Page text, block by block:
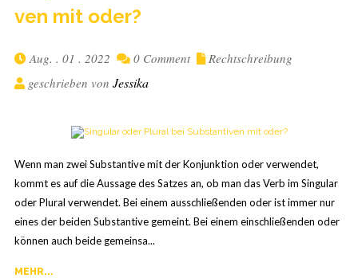
ven mit oder?
Aug. . 01 . 2022 0 Comment
Rechtschreibung
geschrieben von Jessika
Wenn man zwei Substantive mit der Konjunktion oder verwendet,
kommt es auf die Aussage des Satzes an, ob man das Verb im Singular
oder Plural verwendet. Bei einem ausschließenden oder ist immer nur
eines der beiden Substantive gemeint. Bei einem einschließenden oder
können auch beide gemeinsa...
MEHR...